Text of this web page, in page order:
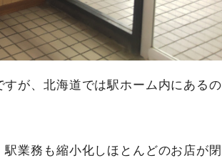
が、北海道では駅ホーム内にあるの
業務も縮小化しほとんどのお店が閉